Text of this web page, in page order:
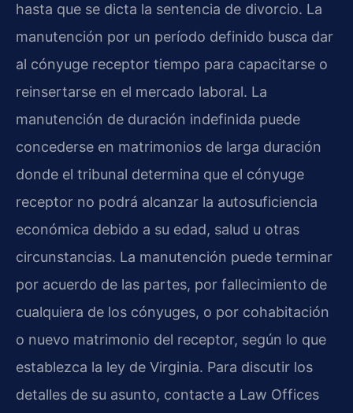
hasta que se dicta la sentencia de divorcio. La
manutención por un período definido busca dar
al cónyuge receptor tiempo para capacitarse o
reinsertarse en el mercado laboral. La
manutención de duración indefinida puede
concederse en matrimonios de larga duración
donde el tribunal determina que el cónyuge
receptor no podrá alcanzar la autosuficiencia
económica debido a su edad, salud u otras
circunstancias. La manutención puede terminar
por acuerdo de las partes, por fallecimiento de
cualquiera de los cónyuges, o por cohabitación
o nuevo matrimonio del receptor, según lo que
establezca la ley de Virginia. Para discutir los
detalles de su asunto, contacte a Law Offices